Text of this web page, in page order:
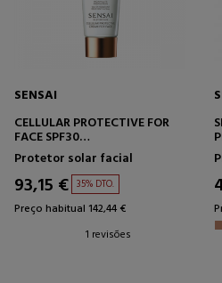
SENSAI
CELLULAR PROTECTIVE FOR
FACE SPF30
PROTETOR SOLAR FACIAL
Protetor solar facial
93,15 € 35% DTO.
Preço habitual 142,44 €
1 revisões